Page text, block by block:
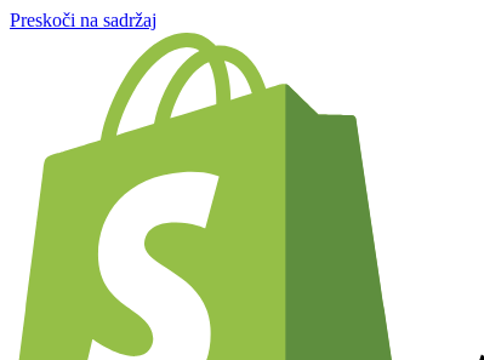
Preskoči na sadržaj